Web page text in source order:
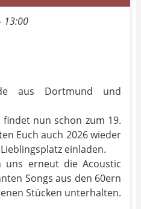
13:00
aus Dortmund und
nun schon zum 19.
Euch auch 2026 wieder
einladen.
uns erneut die Acoustic
Songs aus den 60ern
Stücken unterhalten.